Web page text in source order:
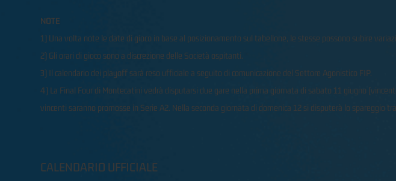
NOTE
1) Una volta note le date di gioco in base al posizionamento sul tabellone, le stesse possono subire
2) Gli orari di gioco sono a discrezione delle Società ospitanti.
3) Il calendario dei playoff sarà reso ufficiale a seguito di comunicazione del Settore Agonistico FIP.
4) La Final Four di Montecatini vedrà disputarsi due gare nella prima giornata di sabato 11 giugno
vincenti saranno promosse in Serie A2. Nella seconda giornata di domenica 12 si disputerà lo spareggio
CALENDARIO UFFICIALE